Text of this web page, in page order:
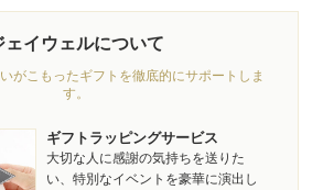
ェイウェルについて
がこもったギフトを徹底的にサポートしま
す。
ギフトラッピングサービス
大切な人に感謝の気持ちを送りた
い、特別なイベントを豪華に演出し